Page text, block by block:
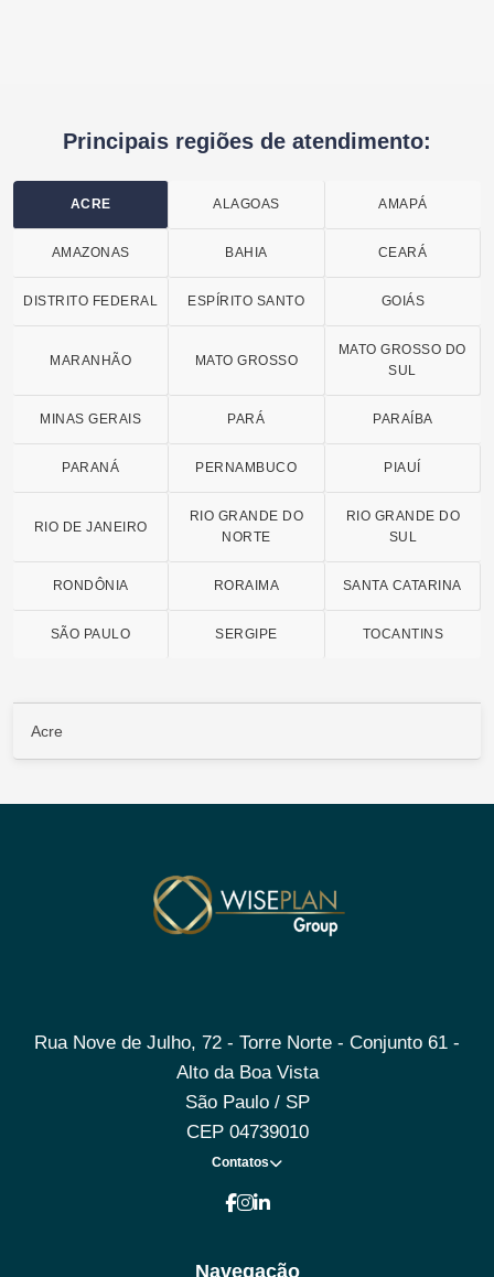
Principais regiões de atendimento:
ACRE ALAGOAS AMAPÁ
AMAZONAS BAHIA CEARÁ
DISTRITO FEDERAL ESPÍRITO SANTO GOIÁS
MARANHÃO MATO GROSSO
MATO GROSSO DO
SUL
MINAS GERAIS PARÁ PARAÍBA
PARANÁ PERNAMBUCO PIAUÍ
RIO DE JANEIRO
RIO GRANDE DO
NORTE
RIO GRANDE DO
SUL
RONDÔNIA RORAIMA SANTA CATARINA
SÃO PAULO SERGIPE TOCANTINS
Acre
Rua Nove de Julho, 72 - Torre Norte - Conjunto 61 -
Alto da Boa Vista
São Paulo / SP
CEP 04739010
Contatos
Navegação